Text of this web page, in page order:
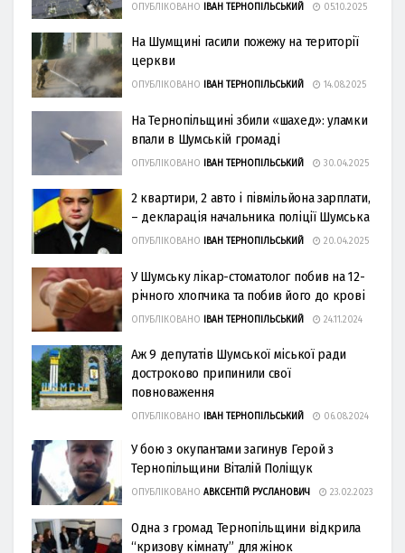
ОПУБЛІКОВАНО ІВАН ТЕРНОПІЛЬСЬКИЙ 05.10.2025
На Шумщині гасили пожежу на території
церкви
ОПУБЛІКОВАНО ІВАН ТЕРНОПІЛЬСЬКИЙ 14.08.2025
На Тернопільщині збили «шахед»: уламки
впали в Шумській громаді
ОПУБЛІКОВАНО ІВАН ТЕРНОПІЛЬСЬКИЙ 30.04.2025
2 квартири, 2 авто і півмільйона зарплати,
– декларація начальника поліції Шумська
ОПУБЛІКОВАНО ІВАН ТЕРНОПІЛЬСЬКИЙ 20.04.2025
У Шумську лікар-стоматолог побив на 12-
річного хлопчика та побив його до крові
ОПУБЛІКОВАНО ІВАН ТЕРНОПІЛЬСЬКИЙ 24.11.2024
Аж 9 депутатів Шумської міської ради
достроково припинили свої
повноваження
ОПУБЛІКОВАНО ІВАН ТЕРНОПІЛЬСЬКИЙ 06.08.2024
У бою з окупантами загинув Герой з
Тернопільщини Віталій Поліщук
ОПУБЛІКОВАНО АВКСЕНТІЙ РУСЛАНОВИЧ 23.02.2023
Одна з громад Тернопільщини відкрила
“кризову кімнату” для жінок